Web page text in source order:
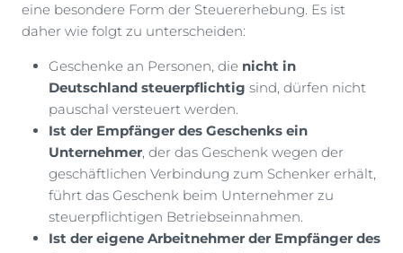
eine besondere Form der Steuererhebung. Es ist
daher wie folgt zu unterscheiden:
Geschenke an Personen, die nicht in
Deutschland steuerpflichtig sind, dürfen nicht
pauschal versteuert werden.
Ist der Empfänger des Geschenks ein
Unternehmer, der das Geschenk wegen der
geschäftlichen Verbindung zum Schenker erhält,
führt das Geschenk beim Unternehmer zu
steuerpflichtigen Betriebseinnahmen.
Ist der eigene Arbeitnehmer der Empfänger des